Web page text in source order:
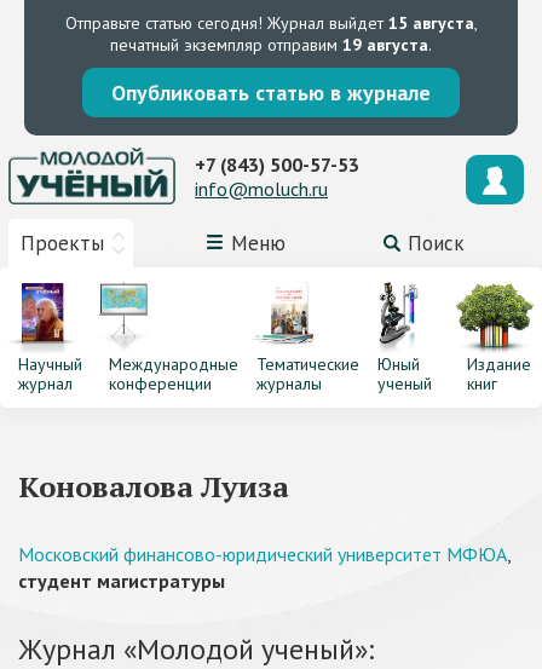
Отправьте статью сегодня! Журнал выйдет15 августа,
печатный экземпляр отправим 19 августа.
Опубликовать статью в журнале
Проекты Меню Поиск
+7 (843) 500-57-53
info@moluch.ru
Научный
журнал
Международные
конференции
Тематические
журналы
Юный
ученый
Издание
книг
Коновалова Луиза
Московский финансово-юридический университет МФЮА,
студент магистратуры
Журнал «Молодой ученый»: